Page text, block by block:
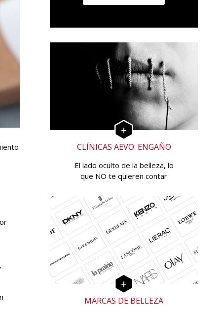
CLÍNICAS AEVO: ENGAÑO
El lado oculto de la belleza, lo
que NO te quieren contar
MARCAS DE BELLEZA